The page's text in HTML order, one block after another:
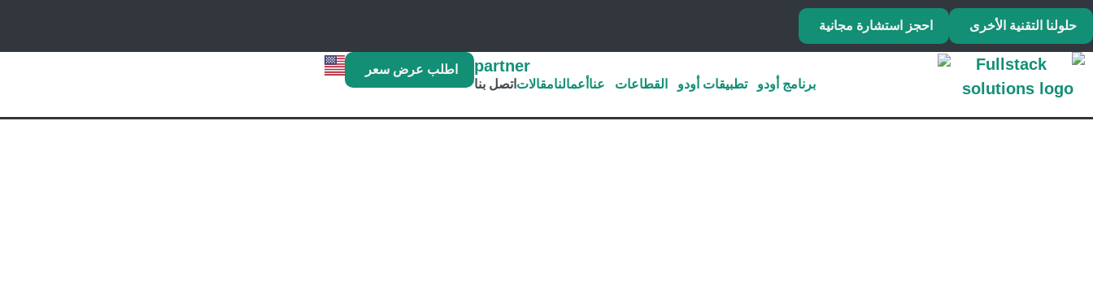
حلولنا التقنية الأخرى احجز استشارة مجانية
برنامج أودو تطبيقات أودو القطاعات عنا أعمالنامقالات اتصل بنا
اطلب عرض سعر